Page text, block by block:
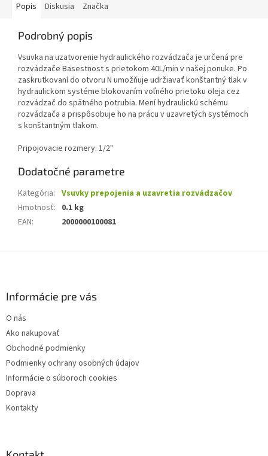
Popis Diskusia Značka
Podrobný popis
Vsuvka na uzatvorenie hydraulického rozvádzača je určená pre
rozvádzače Basestnost s prietokom 40L/min v našej ponuke. Po
zaskrutkovaní do otvoru N umožňuje udržiavať konštantný tlak v
hydraulickom systéme blokovaním voľného prietoku oleja cez
rozvádzač do spätného potrubia. Mení hydraulickú schému
rozvádzača a prispôsobuje ho na prácu v uzavretých systémoch
s konštantným tlakom.
Pripojovacie rozmery: 1/2"
Dodatočné parametre
Kategória: Vsuvky prepojenia a uzavretia rozvádzačov
Hmotnosť: 0.1 kg
EAN: 2000000100081
Informácie pre vás
O nás
Ako nakupovať
Obchodné podmienky
Podmienky ochrany osobných údajov
Informácie o súboroch cookies
Doprava
Kontakty